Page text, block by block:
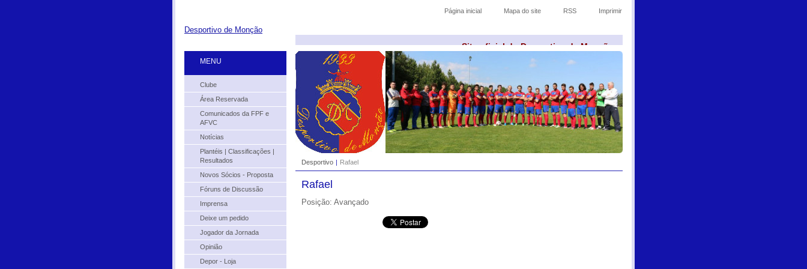
Desportivo de Monção
Site oficial do Desportivo de Monção
Desportivo | Rafael
Rafael
Posição: Avançado
MENU
Clube
Área Reservada
Comunicados da FPF e
AFVC
Notícias
Plantéis | Classificações |
Resultados
Novos Sócios - Proposta
Fóruns de Discussão
Imprensa
Deixe um pedido
Jogador da Jornada
Opinião
Depor - Loja
Página inicial Mapa do site RSS Imprimir